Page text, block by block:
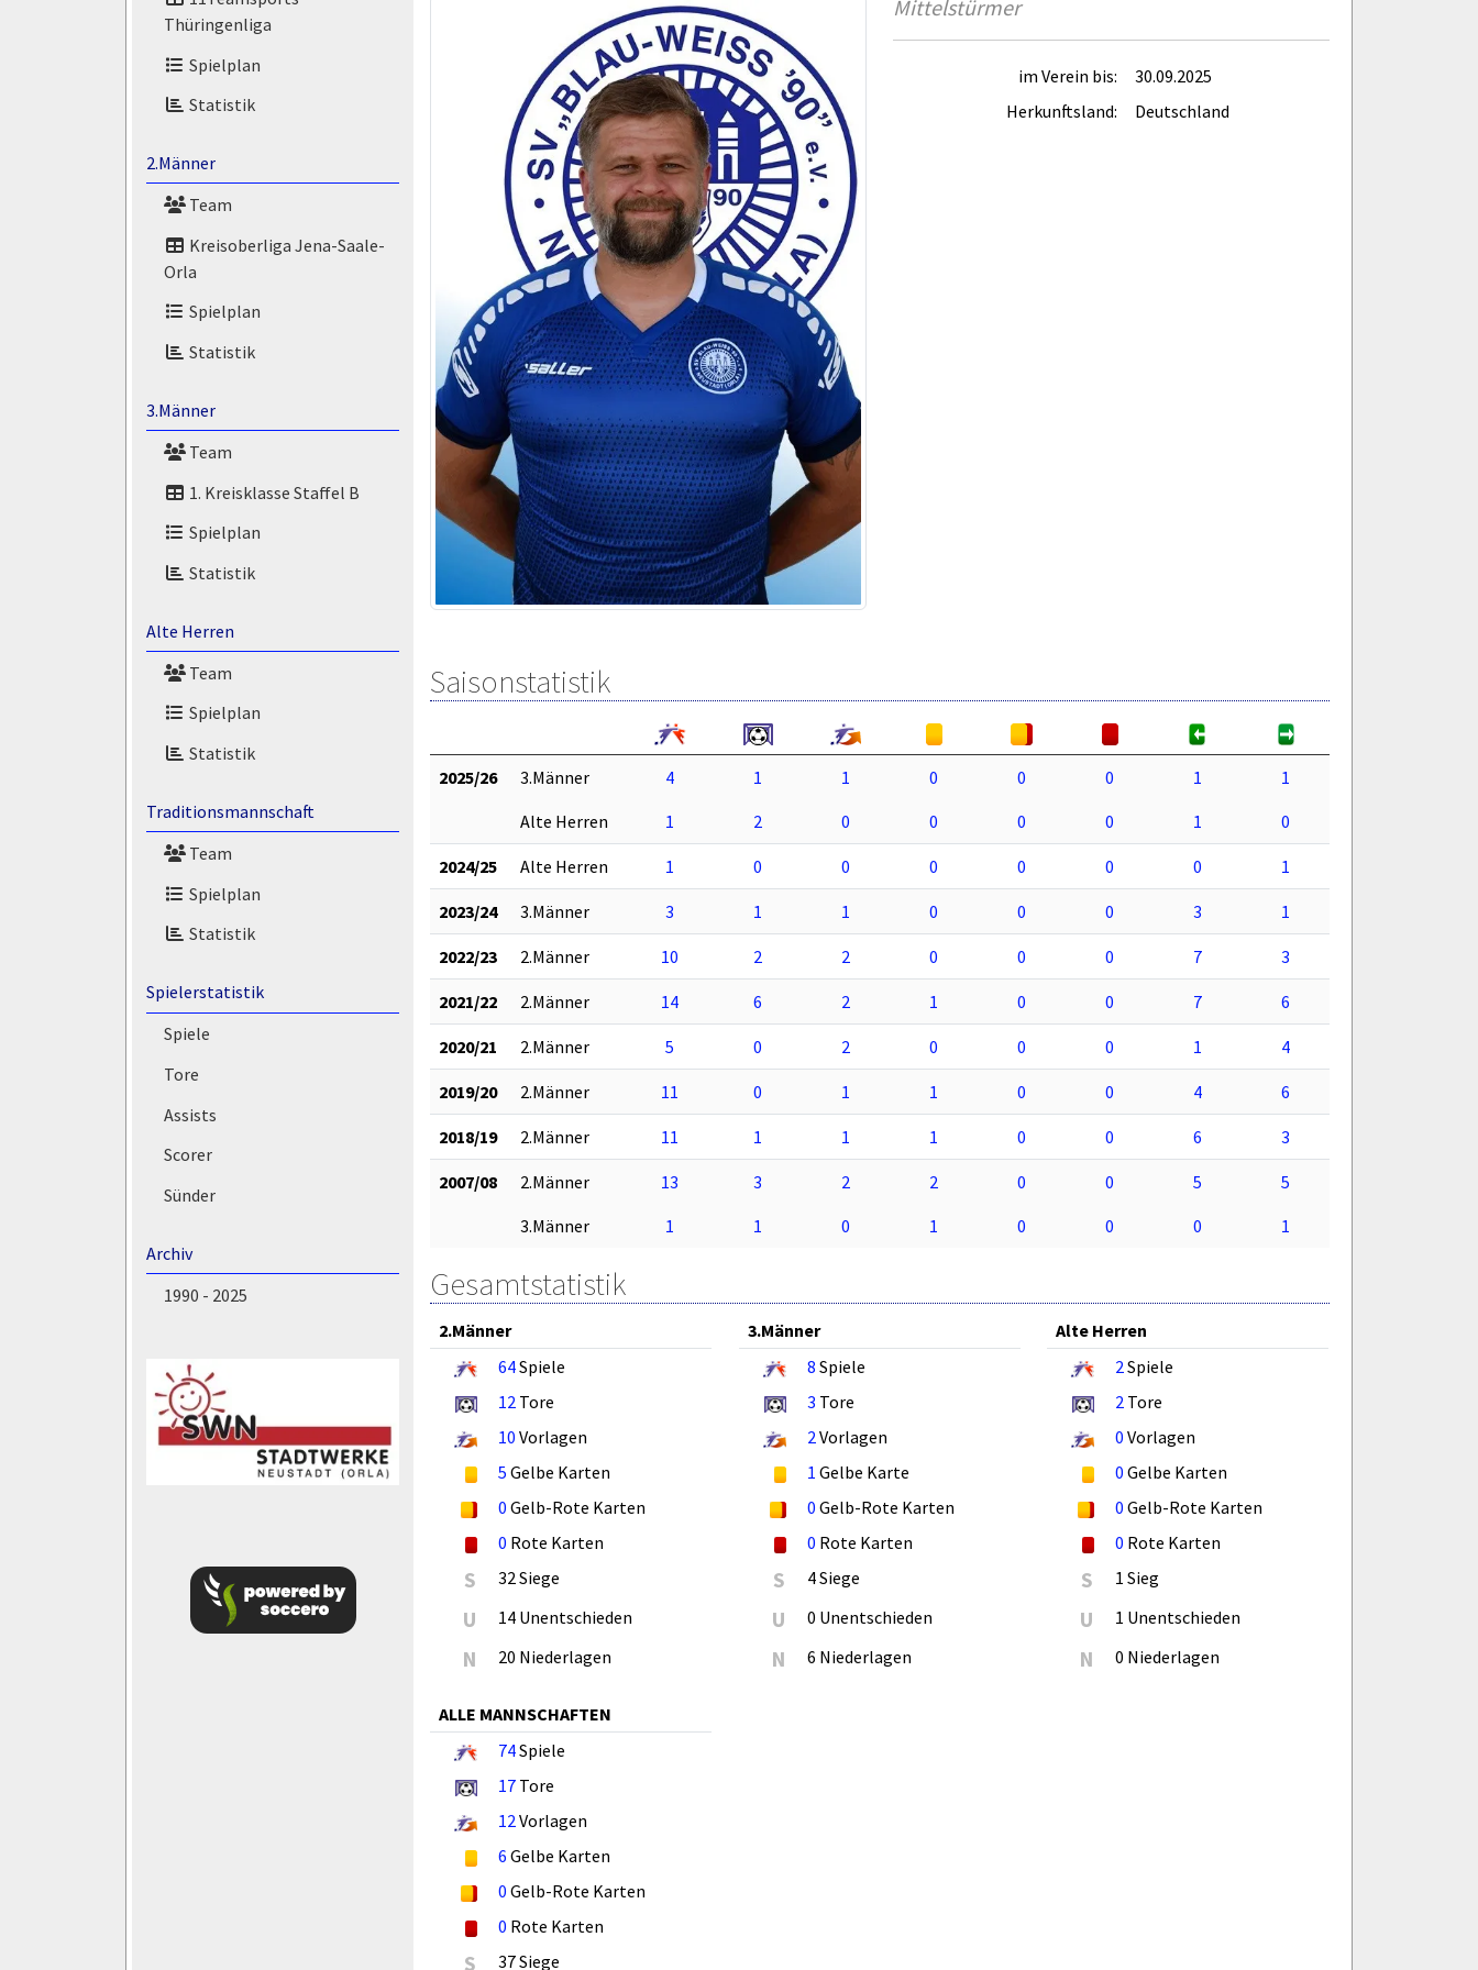
Thüringenliga
Spielplan
Statistik
2.Männer
Team
Kreisoberliga Jena-Saale-
Orla
Spielplan
Statistik
3.Männer
Team
1. Kreisklasse Staffel B
Spielplan
Statistik
Alte Herren
Team
Spielplan
Statistik
Traditionsmannschaft
Team
Spielplan
Statistik
Spielerstatistik
Spiele
Tore
Assists
Scorer
Sünder
Archiv
1990 - 2025
Mittelstürmer
im Verein bis:
30.09.2025
Herkunftsland:
Deutschland
Saisonstatistik
2025/26 3.Männer 4 1 1 0 0 0 1
1
Alte Herren
1 2 0 0 0 0 1 0
2024/25 Alte Herren 1 0 0 0 0 0 0 1
2023/24 3.Männer 3 1 1 0 0 0 3 1
2022/23 2.Männer 10 2 2 0 0 0 7 3
2021/22 2.Männer 14 6 2 1 0 0 7 6
2020/21 2.Männer 5 0 2 0 0 0 1 4
2019/20 2.Männer 11 0 1 1 0 0 4 6
2018/19 2.Männer 11 1 1 1 0 0 6 3
2007/08 2.Männer 13 3 2 2 0 0 5
5
3.Männer
1 1 0 1 0 0 0 1
Gesamtstatistik
2.Männer
64Spiele
12 Tore
10 Vorlagen
5 Gelbe Karten
0 Gelb-Rote Karten
0 Rote Karten
S 32 Siege
U 14 Unentschieden
N 20 Niederlagen
3.Männer
8 Spiele
3 Tore
2Vorlagen
1 Gelbe Karte
0 Gelb-Rote Karten
0 Rote Karten
S 4 Siege
U 0 Unentschieden
N 6 Niederlagen
Alte Herren
2Spiele
2 Tore
0 Vorlagen
0 Gelbe Karten
0 Gelb-Rote Karten
0 Rote Karten
S 1 Sieg
U 1 Unentschieden
N 0 Niederlagen
ALLE MANNSCHAFTEN
74Spiele
17 Tore
12Vorlagen
6 Gelbe Karten
0 Gelb-Rote Karten
0 Rote Karten
S 37 Siege